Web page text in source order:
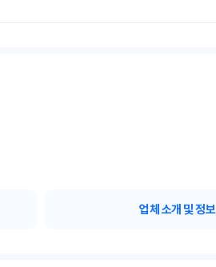
업체 소개 및 정보